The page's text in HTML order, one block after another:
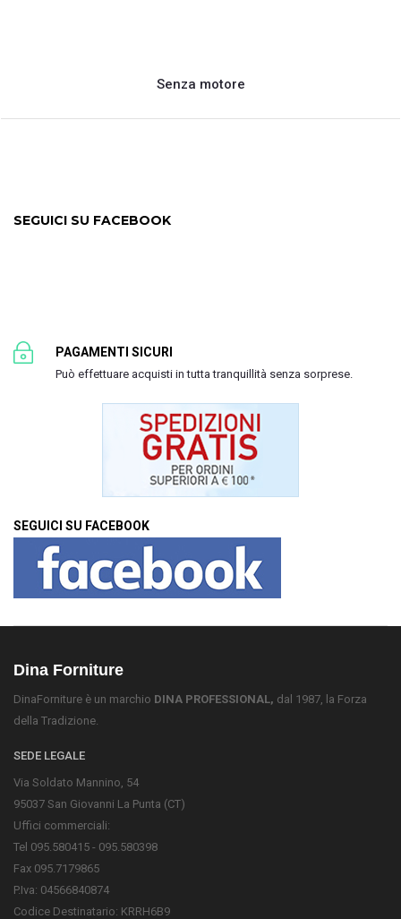
Senza motore
SEGUICI SU FACEBOOK
PAGAMENTI SICURI
Può effettuare acquisti in tutta tranquillità senza sorprese.
SEGUICI SU FACEBOOK
Dina Forniture
DinaForniture è un marchio DINA PROFESSIONAL, dal 1987, la Forza
della Tradizione.
SEDE LEGALE
Via Soldato Mannino, 54
95037 San Giovanni La Punta (CT)
Uffici commerciali:
Tel 095.580415 - 095.580398
Fax 095.7179865
P.Iva: 04566840874
Codice Destinatario: KRRH6B9